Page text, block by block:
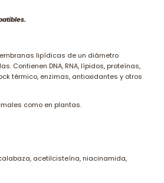
lipídicas de un diámetro
Contienen DNA, RNA, lípidos, proteínas,
térmico, enzimas, antioxidantes y otros
como en plantas.
acetilcisteína, niacinamida,